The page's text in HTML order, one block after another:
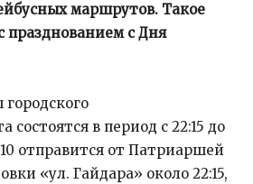
маршрутов. Такое
празднованием с Дня
состоятся в период с 22:15 до
отправится от Патриаршей
«ул. Гайдара» около 22:15,